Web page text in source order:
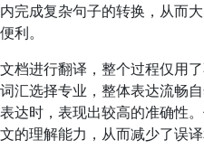
完成复杂句子的转换，从而
利。
档进行翻译，整个过程仅用
汇选择专业，整体表达流畅
达时，表现出较高的准确性
理解能力，从而减少了误译